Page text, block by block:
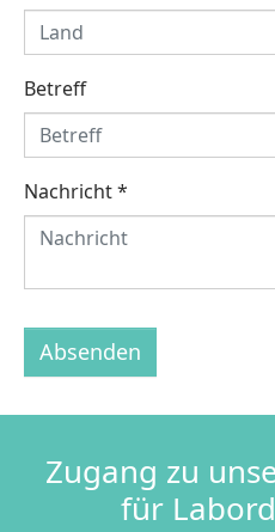
Betreff
Nachricht*
Absenden
Zugang zu
für